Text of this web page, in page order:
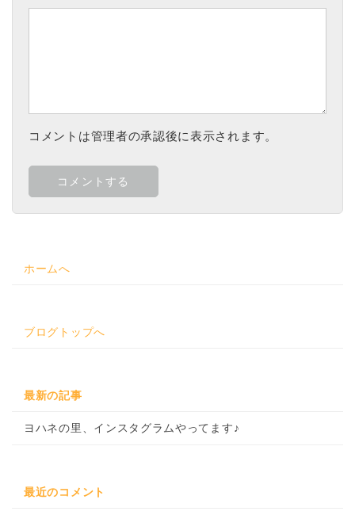
コメントは管理者の承認後に表示されます。
ホームへ
ブログトップへ
最新の記事
ヨハネの里、インスタグラムやってます♪
最近のコメント